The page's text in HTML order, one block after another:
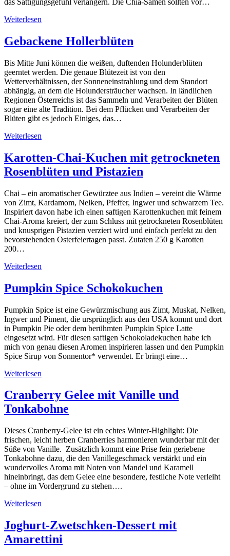
das Sättigungsgefühl verlängern. Die Chia-Samen sollten vor…
Weiterlesen
Gebackene Hollerblüten
Bis Mitte Juni können die weißen, duftenden Holunderblüten
geerntet werden. Die genaue Blütezeit ist von den
Wetterverhältnissen, der Sonneneinstrahlung und dem Standort
abhängig, an dem die Holundersträucher wachsen. In ländlichen
Regionen Österreichs ist das Sammeln und Verarbeiten der Blüten
sogar eine alte Tradition. Bei dem Pflücken und Verarbeiten der
Blüten gibt es jedoch Einiges, das…
Weiterlesen
Karotten-Chai-Kuchen mit getrockneten
Rosenblüten und Pistazien
Chai – ein aromatischer Gewürztee aus Indien – vereint die Wärme
von Zimt, Kardamom, Nelken, Pfeffer, Ingwer und schwarzem Tee.
Inspiriert davon habe ich einen saftigen Karottenkuchen mit feinem
Chai-Aroma kreiert, der zum Schluss mit getrockneten Rosenblüten
und knusprigen Pistazien verziert wird und einfach perfekt zu den
bevorstehenden Osterfeiertagen passt. Zutaten 250 g Karotten
200…
Weiterlesen
Pumpkin Spice Schokokuchen
Pumpkin Spice ist eine Gewürzmischung aus Zimt, Muskat, Nelken,
Ingwer und Piment, die ursprünglich aus den USA kommt und dort
in Pumpkin Pie oder dem berühmten Pumpkin Spice Latte
eingesetzt wird. Für diesen saftigen Schokoladekuchen habe ich
mich von genau diesen Aromen inspirieren lassen und den Pumpkin
Spice Sirup von Sonnentor* verwendet. Er bringt eine…
Weiterlesen
Cranberry Gelee mit Vanille und
Tonkabohne
Dieses Cranberry-Gelee ist ein echtes Winter-Highlight: Die
frischen, leicht herben Cranberries harmonieren wunderbar mit der
Süße von Vanille. Zusätzlich kommt eine Prise fein geriebene
Tonkabohne dazu, die den Vanillegeschmack verstärkt und ein
wundervolles Aroma mit Noten von Mandel und Karamell
hineinbringt, das dem Gelee eine besondere, festliche Note verleiht
– ohne im Vordergrund zu stehen….
Weiterlesen
Joghurt-Zwetschken-Dessert mit
Amarettini